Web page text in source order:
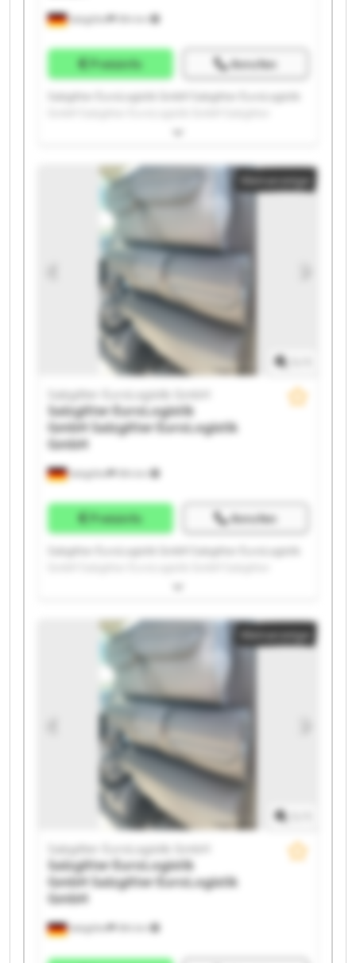
Salzgitter
Preisinfo Anrufen
EuroLogistik GmbH Salzgitter EuroLogistik GmbH
GmbH Salzgitter EuroLogistik GmbH Salzgitter
EuroLogistik GmbH Salzgitter EuroLogistik GmbH
Salzgitter EuroLogistik GmbH Salzgitter EuroLogistik
GmbH Salzgitter EuroLogistik GmbH Salzgitter
EuroLogistik GmbH Salzgitter EuroLogistik GmbH
Salzgitter EuroLogistik GmbH Salzgitter EuroLogistik
GmbH Salzgitter EuroLogistik GmbH Salzgitter
EuroLogistik GmbH Salzgitter EuroLogistik GmbH
Kleinanzeige
Salzgitter
Salzgitter EuroLogistik GmbH
Salzgitter EuroLogistik
GmbH Salzgitter EuroLogistik
GmbH
Preisinfo Anrufen
EuroLogistik GmbH Salzgitter EuroLogistik GmbH
GmbH Salzgitter EuroLogistik GmbH Salzgitter
EuroLogistik GmbH Salzgitter EuroLogistik GmbH
Salzgitter EuroLogistik GmbH Salzgitter EuroLogistik
GmbH Salzgitter EuroLogistik GmbH Salzgitter
EuroLogistik GmbH Salzgitter EuroLogistik GmbH
Salzgitter EuroLogistik GmbH Salzgitter EuroLogistik
GmbH Salzgitter EuroLogistik GmbH Salzgitter
EuroLogistik GmbH Salzgitter EuroLogistik GmbH
Kleinanzeige
Salzgitter
Salzgitter EuroLogistik GmbH
Salzgitter EuroLogistik
GmbH Salzgitter EuroLogistik
GmbH